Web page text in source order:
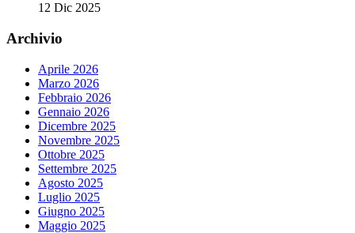
12 Dic 2025
Archivio
Aprile 2026
Marzo 2026
Febbraio 2026
Gennaio 2026
Dicembre 2025
Novembre 2025
Ottobre 2025
Settembre 2025
Agosto 2025
Luglio 2025
Giugno 2025
Maggio 2025